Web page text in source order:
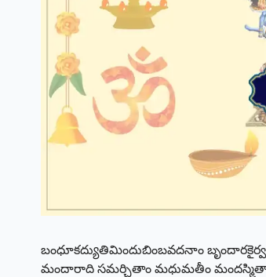
బంధూకద్యుతిమిందుబింబవదనాం
మందారాది సమర్చితాం మధుమతీం మందస్మితాం